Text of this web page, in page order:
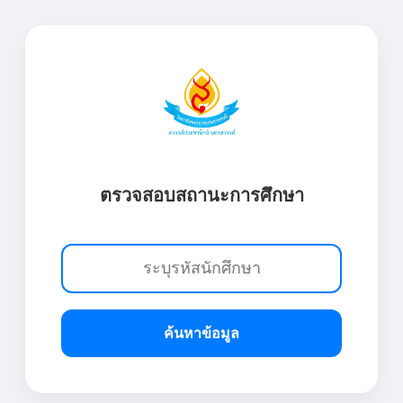
ตรวจสอบสถานะการศึกษา
ค้นหาข้อมูล